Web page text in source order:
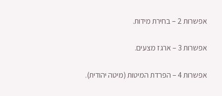
אפשרות 2 – בחירת מידות.
אפשרות 3 – ארגז מצעים.
אפשרות 4 – הפרדת המיטות (מיטה יהודית).